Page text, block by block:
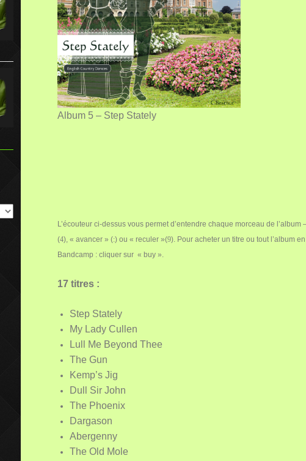
Album 5 – Step Stately
L’écouteur ci-dessus vous permet d’entendre chaque morceau de l’album
(4), « avancer » (:) ou « reculer »(9). Pour acheter un titre ou tout l’album
Bandcamp : cliquer sur « buy ».
17 titres :
Step Stately
My Lady Cullen
Lull Me Beyond Thee
The Gun
Kemp’s Jig
Dull Sir John
The Phoenix
Dargason
Abergenny
The Old Mole